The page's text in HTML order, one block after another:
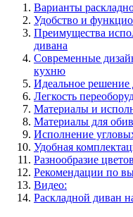
Варианты
Удобство и
Преимущества
дивана
Современные
кухню
Идеальное решение
Легкость
Материалы и
Материалы для
Исполнение
Удобная
Разнообразие
Рекомендации по
Видео:
Раскладной диван